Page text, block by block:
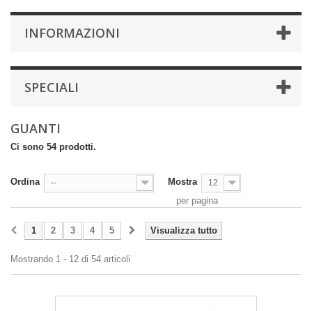
INFORMAZIONI
SPECIALI
GUANTI
Ci sono 54 prodotti.
Ordina -- Mostra 12
per pagina
Visualizza tutto
1 2 3 4 5
Mostrando 1 - 12 di 54 articoli